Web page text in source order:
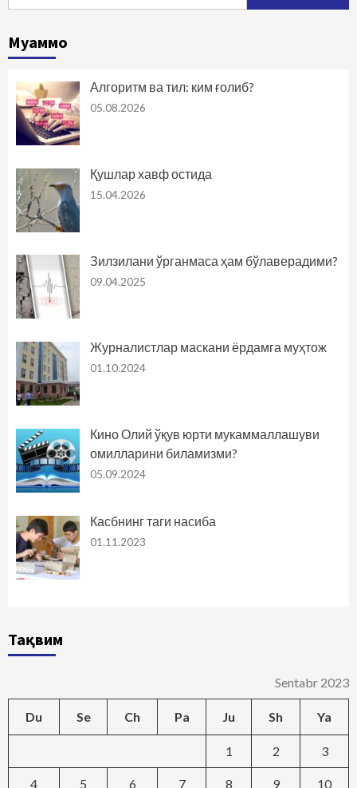
Муаммо
Алгоритм ва тил: ким ғолиб?
05.08.2026
Қушлар хавф остида
15.04.2026
Зилзилани ўрганмаса ҳам бўлаверадими?
09.04.2025
Журналистлар маскани ёрдамга муҳтож
01.10.2024
Кино Олий ўқув юрти мукаммаллашуви
омилларини биламизми?
05.09.2024
Касбнинг таги насиба
01.11.2023
Тақвим
Sentabr 2023
Du Se Ch Pa Ju Sh Ya
1 2 3
4 5 6 7 8 9 10